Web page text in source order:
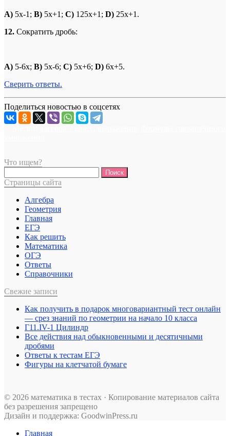
A) 5x-1; B) 5x+1; C) 125x+1; D) 25x+1.
12. Сократить дробь:
A) 5-6x; B) 5x-6; C) 5x+6; D) 6x+5.
Сверить ответы.
Поделиться новостью в соцсетях
Что ищем?
Страницы сайта
Алгебра
Геометрия
Главная
ЕГЭ
Как решить
Математика
ОГЭ
Ответы
Справочники
Свежие записи
Как получить в подарок многовариантный тест онлайн
— срез знаний по геометрии на начало 10 класса
Г11.IV-1 Цилиндр
Все действия над обыкновенными и десятичными
дробями
Ответы к тестам ЕГЭ
Фигуры на клетчатой бумаге
© 2026 математика в тестах · Копирование материалов сайта
без разрешения запрещено
Дизайн и поддержка: GoodwinPress.ru
Главная